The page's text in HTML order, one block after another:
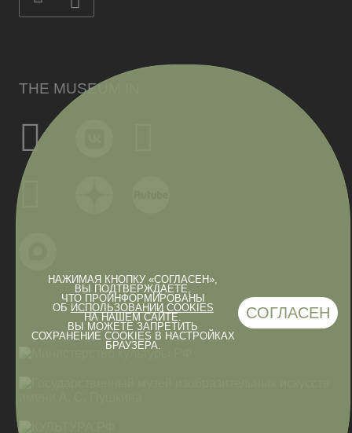
НАЖИМАЯ КНОПКУ «СОГЛАСЕН»,
ВЫ ПОДТВЕРЖДАЕТЕ,
ЧТО ПРОИНФОРМИРОВАНЫ
ОБ ИСПОЛЬЗОВАНИИ COOKIES
НА НАШЕМ САЙТЕ.
ВЫ МОЖЕТЕ ЗАПРЕТИТЬ
СОХРАНЕНИЕ COOKIES В НАСТРОЙКАХ
БРАУЗЕРА.
СОГЛАСЕН
THE MUSEUM IN